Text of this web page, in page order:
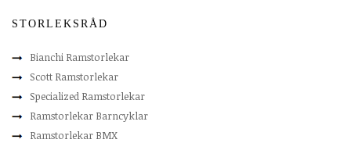
STORLEKSRÅD
Bianchi Ramstorlekar
Scott Ramstorlekar
Specialized Ramstorlekar
Ramstorlekar Barncyklar
Ramstorlekar BMX